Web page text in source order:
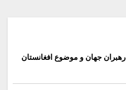
جهان و موضوع افغانستان